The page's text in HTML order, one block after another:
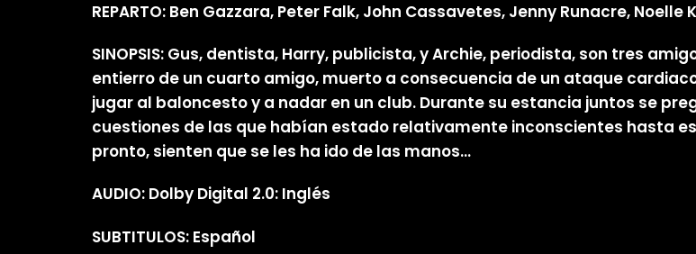
REPARTO: Ben Gazzara, Peter Falk, John Cassavetes, Jenny Runacre, Noelle
SINOPSIS: Gus, dentista, Harry, publicista, y Archie, periodista, son tres
entierro de un cuarto amigo, muerto a consecuencia de un ataque
jugar al baloncesto y a nadar en un club. Durante su estancia juntos se
cuestiones de las que habían estado relativamente inconscientes hasta
pronto, sienten que se les ha ido de las manos…
AUDIO: Dolby Digital 2.0: Inglés
SUBTITULOS: Español